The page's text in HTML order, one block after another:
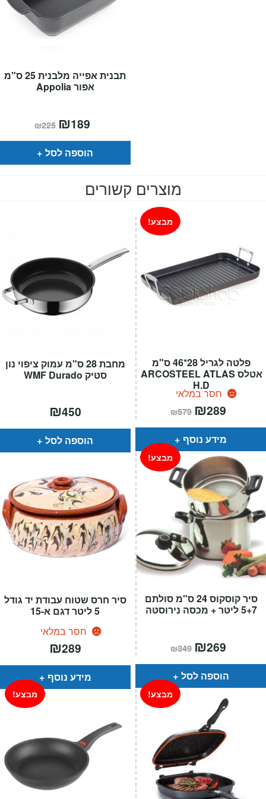
תבנית אפייה מלבנית 25 ס"מ
אפור Appolia
₪225 המחיר
המקורי
היה:
₪225.
₪189
הוא:
הוספה לסל
מוצרים קשורים
מחבת 28 ס"מ עמוק ציפוי נון
סטיק WMF Durado
₪450
הוספה לסל
פלטה לגריל 28*46 ס"מ
אטלס ARCOSTEEL ATLAS
H.D
חסר במלאי
מבצע!
₪579 המחיר
המקורי
היה:
₪579.
₪289
הוא:
מידע נוסף
סיר חרס שטוח עבודת יד גודל
5 ליטר דגם א-15
חסר במלאי
₪289
מידע נוסף
סיר קוסקוס 24 ס"מ סולתם
5+7 ליטר + מכסה נירוסטה
מבצע!
₪349 המחיר
המקורי
היה:
₪349.
₪269
הוא:
הוספה לסל
מבצע! מבצע!